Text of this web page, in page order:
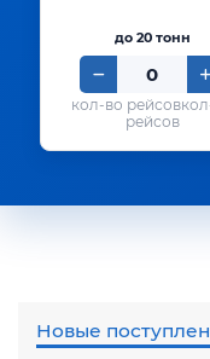
до 20 тонн
рейсов
Новые